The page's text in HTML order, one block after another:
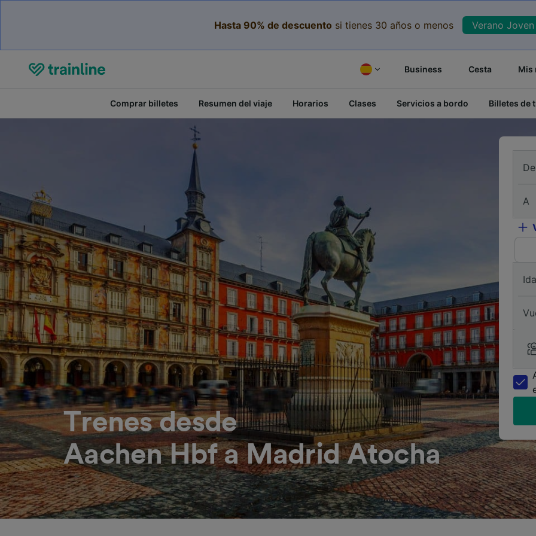
Hasta 90% de descuento si tienes 30 años o menos Verano
Business Cesta Mis
Comprar billetes Resumen del viaje Horarios Clases Servicios a bordo Billetes de
Trenes desde
Aachen Hbf a Madrid Atocha
De
A
Ida